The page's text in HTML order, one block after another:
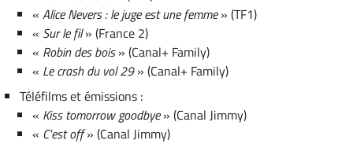
«Alice Nevers : le juge est une femme» (TF1)
« Sur le fil» (France 2)
« Robin des bois» (Canal+ Family)
« Le crash du vol 29» (Canal+ Family)
Téléfilms et émissions :
« Kiss tomorrow goodbye» (Canal Jimmy)
« C'est off» (Canal Jimmy)